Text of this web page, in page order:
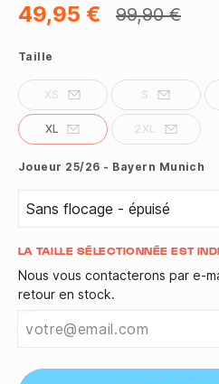
49,95 € 99,90 €
Taille
XS S
XL 2XL
Joueur 25/26 - Bayern Munich
Quantité
LA TAILLE SÉLECTIONNÉE EST
Nous vous contacterons par e-
retour en stock.